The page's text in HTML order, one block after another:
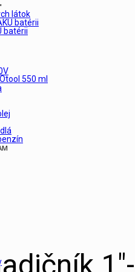
látok
batérii
batérii
550 ml